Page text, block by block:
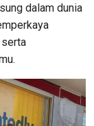
dalam dunia